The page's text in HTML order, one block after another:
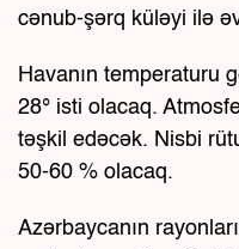
cənub-şərq küləyi ilə
Havanın temperaturu
28° isti olacaq.
təşkil edəcək. Nisbi
50-60 % olacaq.
Azərbaycanın